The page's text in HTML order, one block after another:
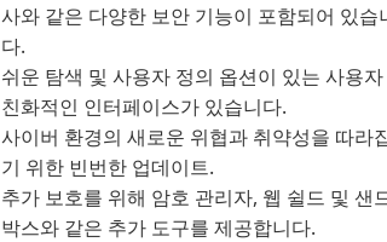
사와 같은 다양한 보안 기능이 포함되어 있습
다.
쉬운 탐색 및 사용자 정의 옵션이 있는 사용자
친화적인 인터페이스가 있습니다.
사이버 환경의 새로운 위협과 취약성을 따라
기 위한 빈번한 업데이트.
추가 보호를 위해 암호 관리자, 웹 쉴드 및 샌
박스와 같은 추가 도구를 제공합니다.